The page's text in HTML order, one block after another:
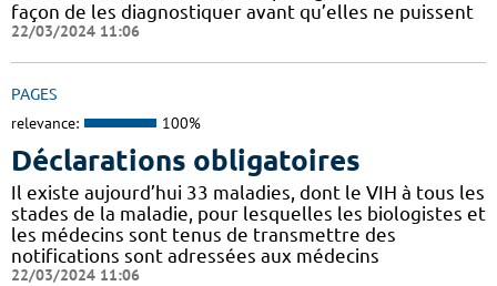
façon de les diagnostiquer avant qu’elles ne puissent
22/03/2024 11:06
PAGES
relevance: 100%
Déclarations obligatoires
Il existe aujourd’hui 33 maladies, dont le VIH à tous les
stades de la maladie, pour lesquelles les biologistes et
les médecins sont tenus de transmettre des
notifications sont adressées aux médecins
22/03/2024 11:06